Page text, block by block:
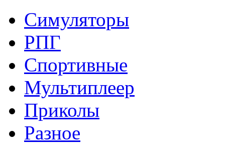
Симуляторы
РПГ
Спортивные
Мультиплеер
Приколы
Разное